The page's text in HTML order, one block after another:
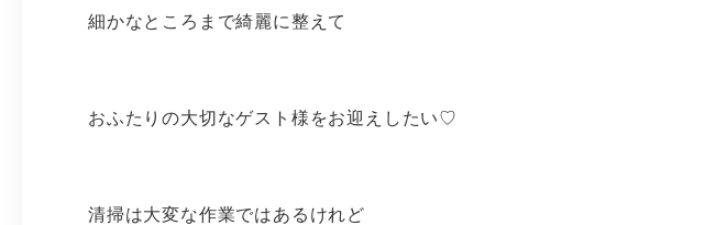
細かなところまで綺麗に整えて
おふたりの大切なゲスト様をお迎えしたい♡
清掃は大変な作業ではあるけれど